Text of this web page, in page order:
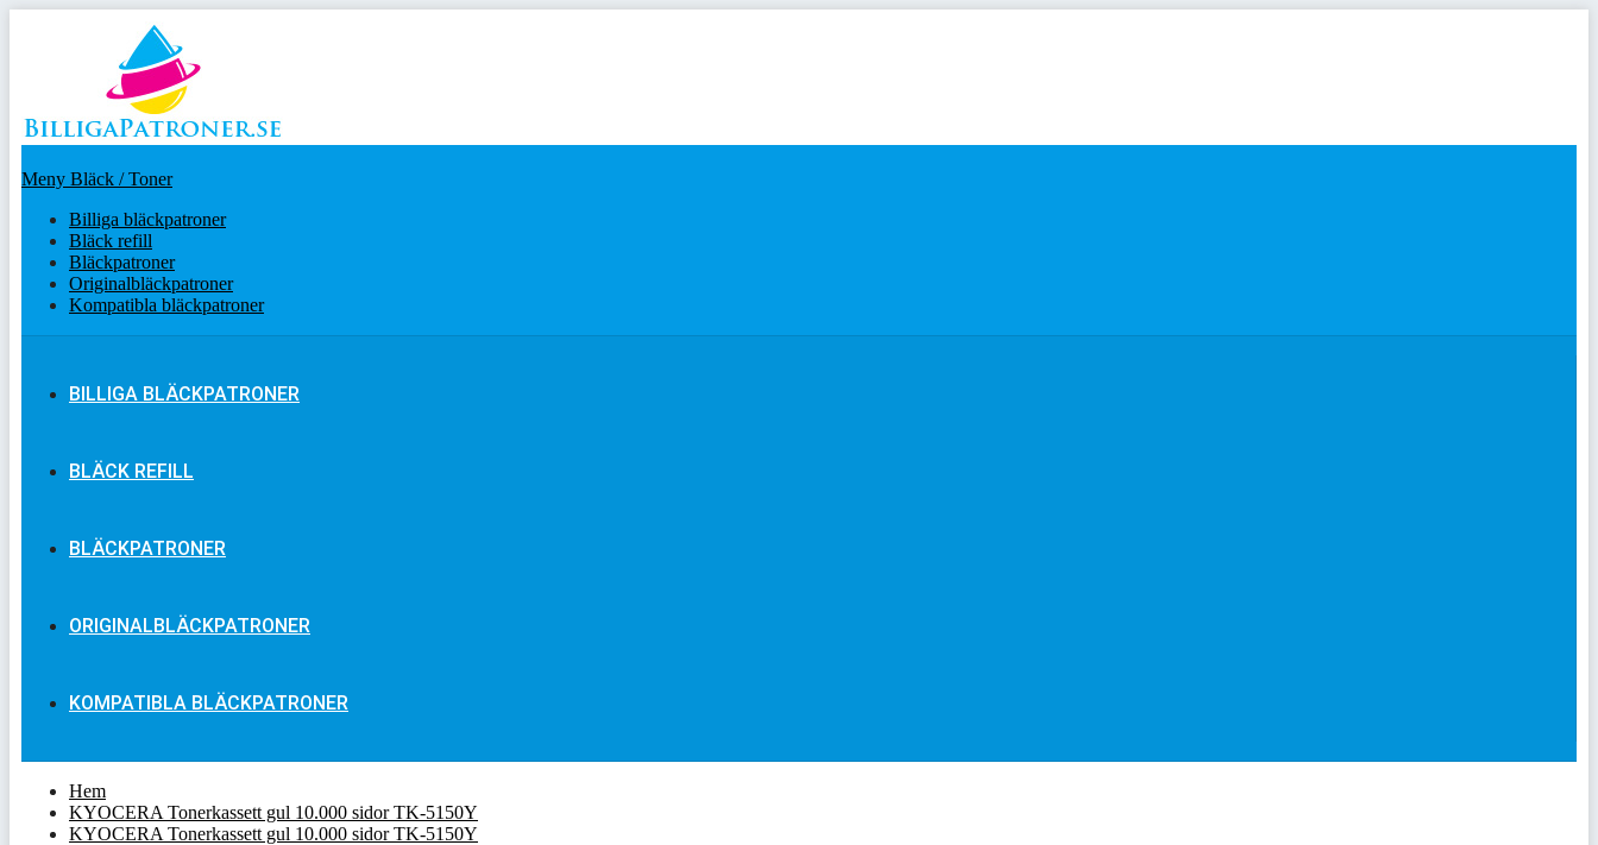
Meny Bläck / Toner
Billiga bläckpatroner
Bläck refill
Bläckpatroner
Originalbläckpatroner
Kompatibla bläckpatroner
BILLIGA BLÄCKPATRONER
BLÄCK REFILL
BLÄCKPATRONER
ORIGINALBLÄCKPATRONER
KOMPATIBLA BLÄCKPATRONER
Hem
KYOCERA Tonerkassett gul 10.000 sidor TK-5150Y
KYOCERA Tonerkassett gul 10.000 sidor TK-5150Y